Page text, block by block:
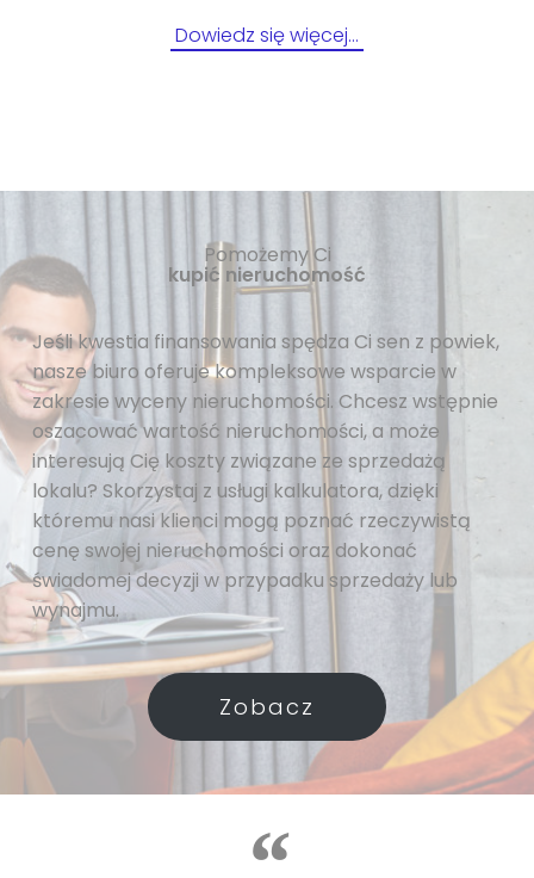
Dowiedz się więcej…
Pomożemy Ci
kupić nieruchomość
Jeśli kwestia finansowania spędza Ci sen z powiek,
nasze biuro oferuje kompleksowe wsparcie w
zakresie wyceny nieruchomości. Chcesz wstępnie
oszacować wartość nieruchomości, a może
interesują Cię koszty związane ze sprzedażą
lokalu? Skorzystaj z usługi kalkulatora, dzięki
któremu nasi klienci mogą poznać rzeczywistą
cenę swojej nieruchomości oraz dokonać
świadomej decyzji w przypadku sprzedaży lub
wynajmu.
Zobacz